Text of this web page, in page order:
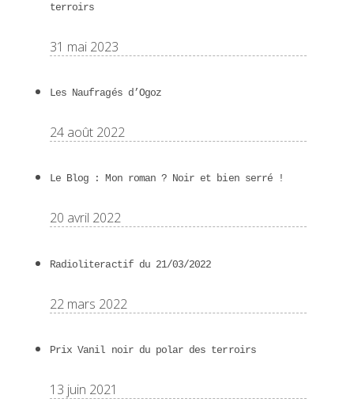
terroirs
31 mai 2023
Les Naufragés d’Ogoz
24 août 2022
Le Blog : Mon roman ? Noir et bien serré !
20 avril 2022
Radioliteractif du 21/03/2022
22 mars 2022
Prix Vanil noir du polar des terroirs
13 juin 2021